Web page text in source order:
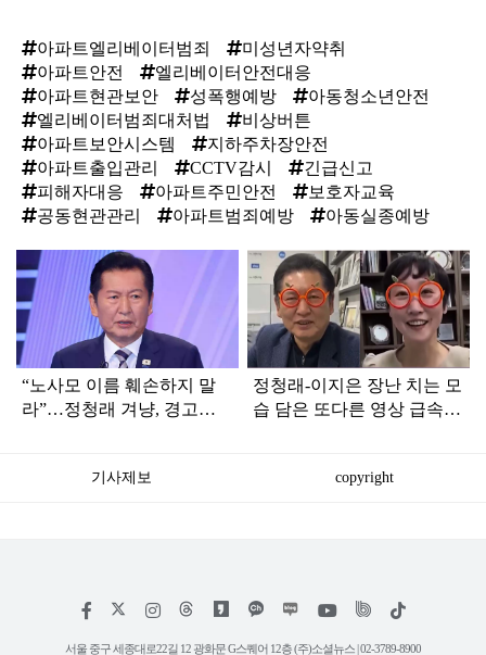
아파트엘리베이터범죄
미성년자약취
아파트안전
엘리베이터안전대응
아파트현관보안
성폭행예방
아동청소년안전
엘리베이터범죄대처법
비상버튼
아파트보안시스템
지하주차장안전
아파트출입관리
CCTV감시
긴급신고
피해자대응
아파트주민안전
보호자교육
공동현관관리
아파트범죄예방 아동실종예방
탑
라
인
“노사모 이름 훼손하지 말
라”…정청래 겨냥, 경고장
정청래-이지은 장난 치는 모
습 담은 또다른 영상 급속
기사제보 copyright
페
스
인
타
위
트
틱
서울 중구 세종대로22길 12 광화문 G스퀘어 12층 (주)소셜뉴스 | 02-3789-8900